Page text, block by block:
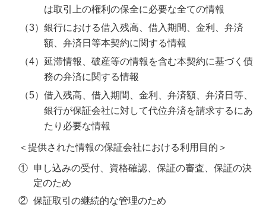
は取引上の権利の保全に必要な全ての情報
銀行における借入残高、借入期間、金利、弁済
額、弁済日等本契約に関する情報
延滞情報、破産等の情報を含む本契約に基づく債
務の弁済に関する情報
借入残高、借入期間、金利、弁済額、弁済日等、
銀行が保証会社に対して代位弁済を請求するにあ
たり必要な情報
＜提供された情報の保証会社における利用目的＞
① 申し込みの受付、資格確認、保証の審査、保証の決
定のため
② 保証取引の継続的な管理のため